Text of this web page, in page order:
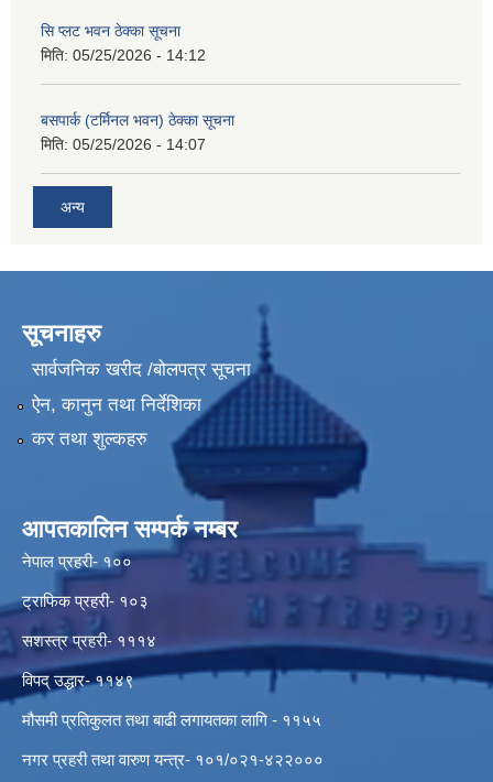
सि प्लट भवन ठेक्का सूचना
मिति: 05/25/2026 - 14:12
बसपार्क (टर्मिनल भवन) ठेक्का सूचना
मिति: 05/25/2026 - 14:07
अन्य
सूचनाहरु
सार्वजनिक खरीद /बोलपत्र सूचना
ऐन, कानुन तथा निर्देशिका
कर तथा शुल्कहरु
आपतकालिन सम्पर्क नम्बर
नेपाल प्रहरी- १००
ट्राफिक प्रहरी- १०३
सशस्त्र प्रहरी- १११४
विपद् उद्धार- ११४९
मौसमी प्रतिकुलत तथा बाढी लगायतका लागि - ११५५
नगर प्रहरी तथा वारुण यन्त्र- १०१/०२१-४२२०००